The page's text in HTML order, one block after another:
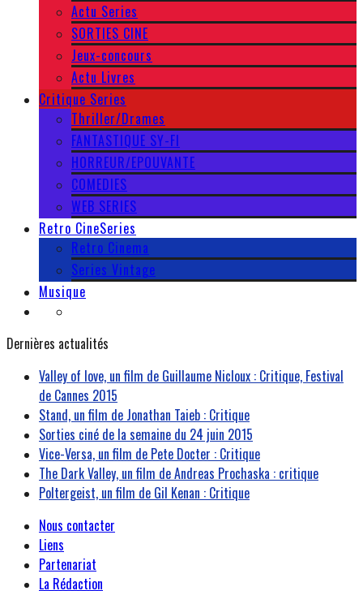
Actu Series
SORTIES CINE
Jeux-concours
Actu Livres
Critique Series
Thriller/Drames
FANTASTIQUE SY-FI
HORREUR/EPOUVANTE
COMEDIES
WEB SERIES
Retro CineSeries
Retro Cinema
Series Vintage
Musique
Dernières actualités
Valley of love, un film de Guillaume Nicloux : Critique, Festival
de Cannes 2015
Stand, un film de Jonathan Taieb : Critique
Sorties ciné de la semaine du 24 juin 2015
Vice-Versa, un film de Pete Docter : Critique
The Dark Valley, un film de Andreas Prochaska : critique
Poltergeist, un film de Gil Kenan : Critique
Nous contacter
Liens
Partenariat
La Rédaction